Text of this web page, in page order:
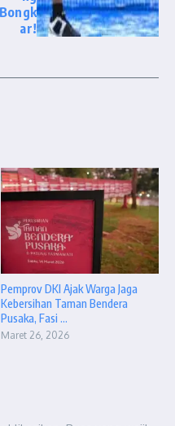
Bongk
ar!
Pemprov DKI Ajak Warga Jaga
Kebersihan Taman Bendera
Pusaka, Fasi ...
Maret 26, 2026